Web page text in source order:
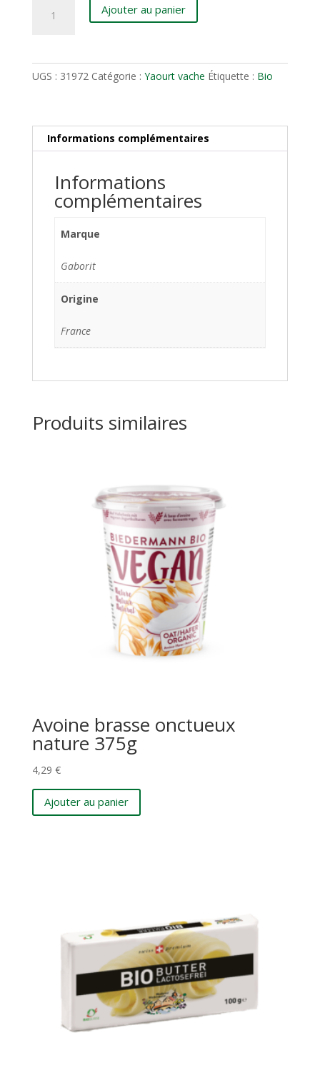
Ajouter au panier
UGS : 31972 Catégorie : Yaourt vache Étiquette : Bio
Informations complémentaires
Informations
complémentaires
Marque
Gaborit
Origine
France
Produits similaires
Avoine brasse onctueux
nature 375g
4,29 €
Ajouter au panier